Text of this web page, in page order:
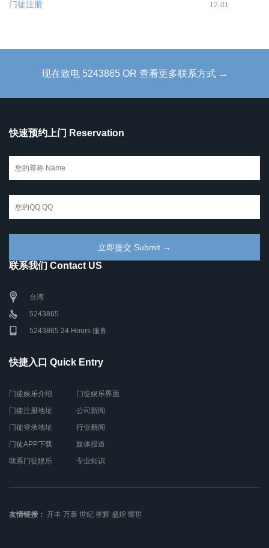
门徒注册 12-01
现在致电 5243865 OR 查看更多联系方式 →
快速预约上门 Reservation
联系我们 Contact US
台湾
5243865
5243865 24 Hours 服务
快捷入口 Quick Entry
门徒娱乐介绍
门徒注册地址
门徒登录地址
门徒APP下载
联系门徒娱乐
门徒娱乐界面
公司新闻
行业新闻
媒体报道
专业知识
友情链接： 开丰 万泰 世纪 星辉 盛煌 耀世